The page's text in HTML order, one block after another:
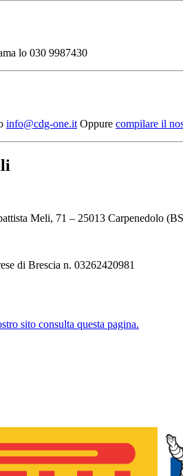
lo 030 9987430
info@cdg-one.it Oppure compilare il
Meli, 71 – 25013 Carpenedolo
di Brescia n. 03262420981
sito consulta questa pagina.